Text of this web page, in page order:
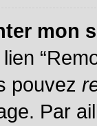
mon
pouvez
Par